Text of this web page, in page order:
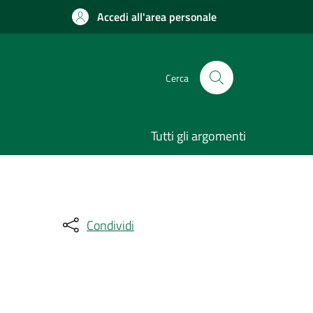
Accedi all'area personale
Cerca
Tutti gli argomenti
Condividi